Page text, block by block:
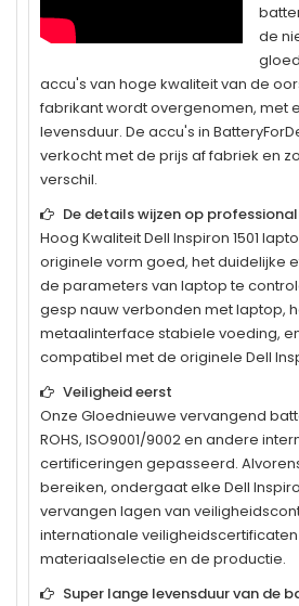
de
accu's van hoge kwaliteit van de
fabrikant wordt overgenomen, met
levensduur. De accu's in
verkocht met de prijs af fabriek en
verschil.
De details wijzen op
Hoog KwaliteitDell Inspiron 1501
originele vorm goed, het duidelijke
de parameters van laptop te
gesp nauw verbonden met laptop,
metaalinterface stabiele voeding, en
compatibel met de originele Dell
Veiligheid eerst
Onze Gloednieuwe vervangend
ROHS, ISO9001/9002 en andere
certificeringen gepasseerd.
bereiken, ondergaat elke Dell
vervangen lagen van
internationale
materiaalselectie en de productie.
Super lange levensduur van de